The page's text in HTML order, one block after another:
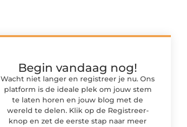
Begin vandaag nog!
Wacht niet langer en registreer je nu. Ons
platform is de ideale plek om jouw stem
te laten horen en jouw blog met de
wereld te delen. Klik op de Registreer-
knop en zet de eerste stap naar meer